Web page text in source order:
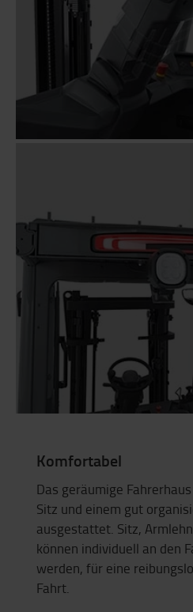
Komfortabel
Das geräumige
Sitz und einem gut
ausgestattet. Sitz,
können individuell an den
werden, für eine
Fahrt.